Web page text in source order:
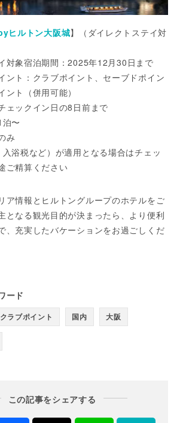
ヒルトン大阪城】（ダイレクトステイ対
対象宿泊期間：2025年12月30日まで
ント：クラブポイント、セーブドポイン
ント（併用可能）
ェックイン日の8日前まで
〜
み
浴税など）が適用となる場合はチェッ
ご精算ください
ア情報とヒルトングループのホテルをご
となる観光目的が決まったら、より便利
、充実したバケーションをお過ごしくだ
ード
クラブポイント 国内 大阪
この記事をシェアする